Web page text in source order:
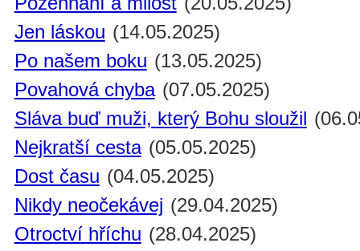
Jen láskou (14.05.2025)
Po našem boku (13.05.2025)
Povahová chyba (07.05.2025)
Sláva buď muži, který Bohu sloužil
Nejkratší cesta (05.05.2025)
Dost času (04.05.2025)
Nikdy neočekávej (29.04.2025)
Otroctví hříchu (28.04.2025)